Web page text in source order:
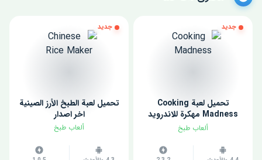
جديد
تحميل لعبة Cooking
Madness مهكرة للاندرويد
2023
ألعاب طبخ
جديد
تحميل لعبة الطبخ الأرز الصينية
اخر اصدار
ألعاب طبخ